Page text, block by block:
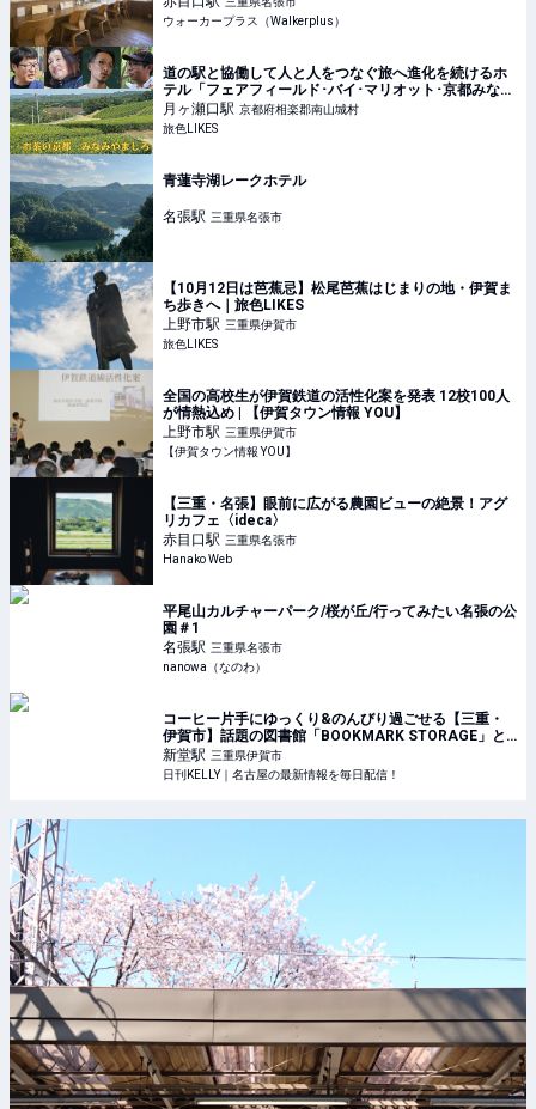
ウォーカープラス（Walkerplus）
道の駅と協働して人と人をつなぐ旅へ進化を続けるホ
テル「フェアフィールド･バイ･マリオット･京都みなみ
やましろ」｜旅色LIKES
月ヶ瀬口駅 京都府相楽郡南山城村
旅色LIKES
青蓮寺湖レークホテル
名張駅 三重県名張市
【10月12日は芭蕉忌】松尾芭蕉はじまりの地・伊賀ま
ち歩きへ｜旅色LIKES
上野市駅 三重県伊賀市
旅色LIKES
全国の高校生が伊賀鉄道の活性化案を発表 12校100人
が情熱込め | 【伊賀タウン情報 YOU】
上野市駅 三重県伊賀市
【伊賀タウン情報 YOU】
【三重・名張】眼前に広がる農園ビューの絶景！アグ
リカフェ〈ideca〉
赤目口駅 三重県名張市
Hanako Web
平尾山カルチャーパーク/桜が丘/行ってみたい名張の公
園＃1
名張駅 三重県名張市
nanowa（なのわ）
コーヒー片手にゆっくり&のんびり過ごせる【三重・
伊賀市】話題の図書館「BOOKMARK STORAGE」と
周辺スポット | 日刊KELLY｜名古屋の最新情報を毎日配
信！
新堂駅 三重県伊賀市
日刊KELLY｜名古屋の最新情報を毎日配信！